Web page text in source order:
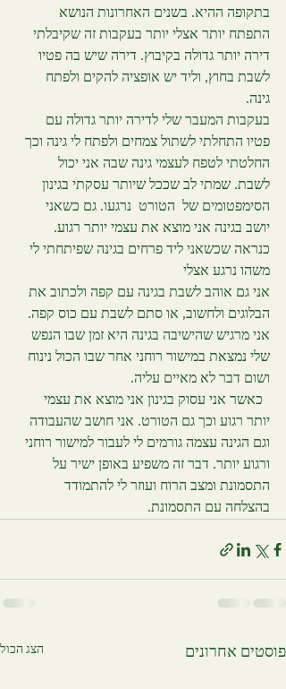
בתקופה ההיא. בשנים האחרונות הנושא
התפתח יותר אצלי יותר בעקבות זה שקיבלתי
דירה יותר גדולה בקיבוץ. דירה שיש בה פטיו
לשבת בחוץ, וליד יש אופציה להקים ולפתח
גינה.
בעקבות המעבר שלי לדירה יותר גדולה עם
פטיו התחלתי לשתול צמחים ולפתח לי גינה וכך
החלטתי לטפח לעצמי גינה שבה אני יכול
לשבת. שמתי לב שככל שיותר עסקתי בגינון
הסימפטומים של  הטורט  נרגעו. גם כשאני
יושב בגינה אני מוצא את עצמי יותר רגוע.
כנראה שכשאני ליד פרחים בגינה שפיתחתי לי
משהו נרגע אצלי
אני גם אוהב לשבת בגינה עם קפה ולכתוב את
הבלוגים ולחשוב, או סתם לשבת עם כוס קפה.
אני מרגיש שהישיבה בגינה היא זמן שבו הנפש
שלי נמצאת במישור רוחני אחר שבו הכול נינוח
ושום דבר לא מאיים עליה.
  כאשר אני עסוק בגינון אני מוצא את עצמי
יותר רגוע וכך גם הטורט. אני חושב שהעבודה
וגם הגינה עצמה גורמים לי לעבור למישור רוחני
ורגוע יותר. דבר זה משפיע באופן ישיר על
התסמונת ומצב הרוח ועוזר לי להתמודד
בהצלחה עם התסמונת.
פוסטים אחרונים הצג הכול